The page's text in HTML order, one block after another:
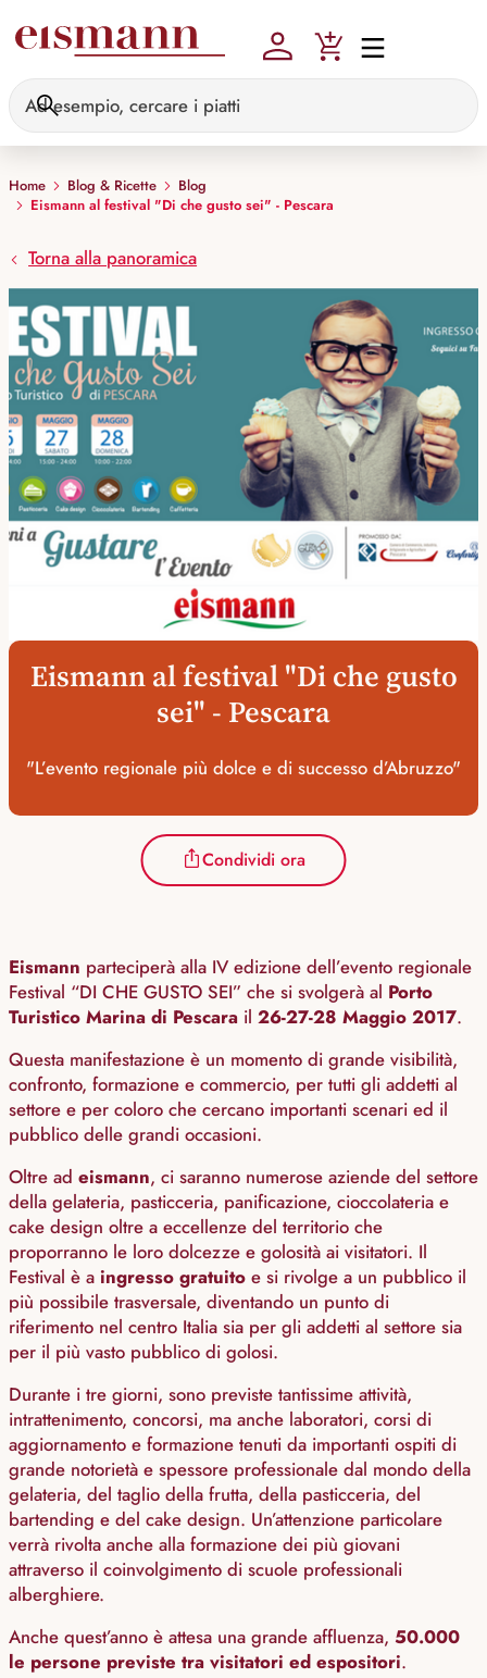
Home Blog & Ricette
Blog
Eismann al festival "Di che gusto sei" - Pescara
Torna alla panoramica
Eismann al festival "Di che gusto
sei" - Pescara
"L’evento regionale più dolce e di successo d’Abruzzo"
Condividi ora
Eismann parteciperà alla IV edizione dell’evento regionale
Festival “DI CHE GUSTO SEI” che si svolgerà al Porto
Turistico Marina di Pescara il 26-27-28 Maggio 2017.
Questa manifestazione è un momento di grande visibilità,
confronto, formazione e commercio, per tutti gli addetti al
settore e per coloro che cercano importanti scenari ed il
pubblico delle grandi occasioni.
Oltre ad eismann, ci saranno numerose aziende del settore
della gelateria, pasticceria, panificazione, cioccolateria e
cake design oltre a eccellenze del territorio che
proporranno le loro dolcezze e golosità ai visitatori. Il
Festival è a ingresso gratuito e si rivolge a un pubblico il
più possibile trasversale, diventando un punto di
riferimento nel centro Italia sia per gli addetti al settore sia
per il più vasto pubblico di golosi.
Durante i tre giorni, sono previste tantissime attività,
intrattenimento, concorsi, ma anche laboratori, corsi di
aggiornamento e formazione tenuti da importanti ospiti di
grande notorietà e spessore professionale dal mondo della
gelateria, del taglio della frutta, della pasticceria, del
bartending e del cake design. Un’attenzione particolare
verrà rivolta anche alla formazione dei più giovani
attraverso il coinvolgimento di scuole professionali
alberghiere.
Anche quest’anno è attesa una grande affluenza, 50.000
le persone previste tra visitatori ed espositori.